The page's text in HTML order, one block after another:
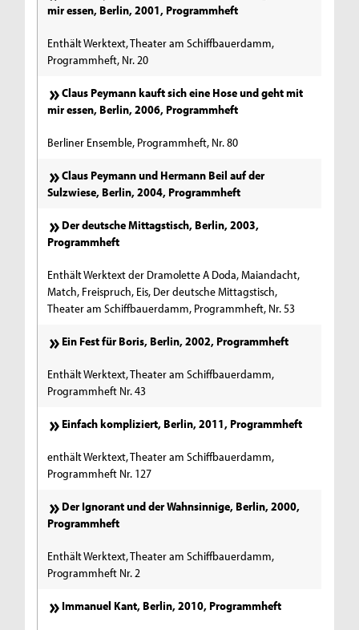
mir essen, Berlin, 2001, Programmheft
Enthält Werktext, Theater am Schiffbauerdamm,
Programmheft, Nr. 20
Claus Peymann kauft sich eine Hose und geht mit
mir essen, Berlin, 2006, Programmheft
Berliner Ensemble, Programmheft, Nr. 80
Claus Peymann und Hermann Beil auf der
Sulzwiese, Berlin, 2004, Programmheft
Der deutsche Mittagstisch, Berlin, 2003,
Programmheft
Enthält Werktext der Dramolette A Doda, Maiandacht,
Match, Freispruch, Eis, Der deutsche Mittagstisch,
Theater am Schiffbauerdamm, Programmheft, Nr. 53
Ein Fest für Boris, Berlin, 2002, Programmheft
Enthält Werktext, Theater am Schiffbauerdamm,
Programmheft Nr. 43
Einfach kompliziert, Berlin, 2011, Programmheft
enthält Werktext, Theater am Schiffbauerdamm,
Programmheft Nr. 127
Der Ignorant und der Wahnsinnige, Berlin, 2000,
Programmheft
Enthält Werktext, Theater am Schiffbauerdamm,
Programmheft Nr. 2
Immanuel Kant, Berlin, 2010, Programmheft